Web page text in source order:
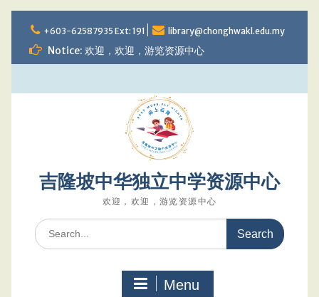
to
content
+603-62587935 Ext: 191 library@chonghwakl.edu.my
Notice: 欢迎，欢迎，游览资源中心
吉隆坡中华独立中学资源中心
欢迎，欢迎，游览资源中心
Search
for:
Menu